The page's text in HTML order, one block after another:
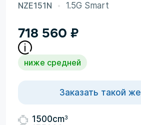
NZE151N 1.5G Smart
718 560 ₽
ниже средней
Заказать такой же
1500cm3